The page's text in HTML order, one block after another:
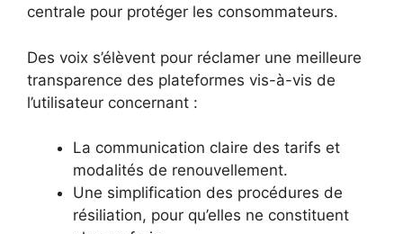
centrale pour protéger les consommateurs.
Des voix s’élèvent pour réclamer une meilleure
transparence des plateformes vis-à-vis de
l’utilisateur concernant :
La communication claire des tarifs et
modalités de renouvellement.
Une simplification des procédures de
résiliation, pour qu’elles ne constituent